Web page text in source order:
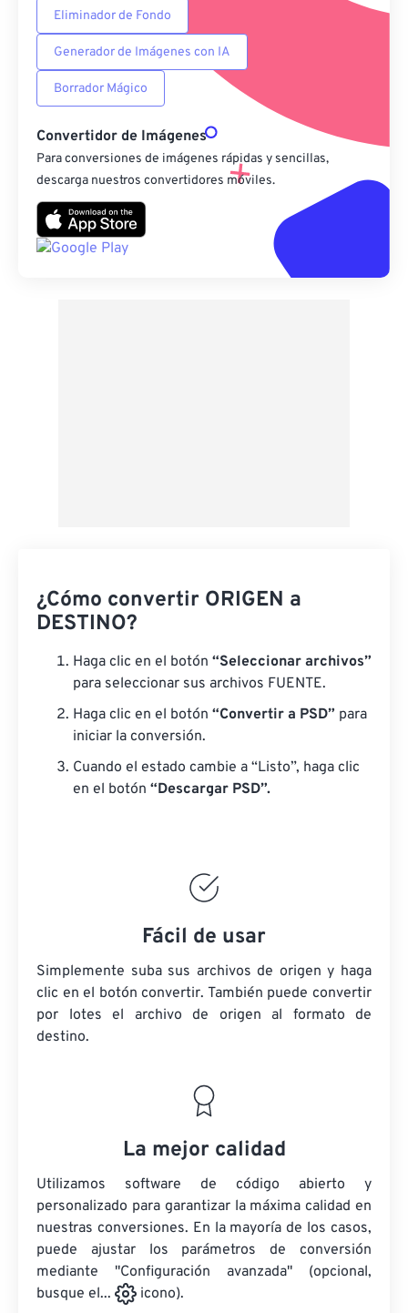
Eliminador de Fondo
Generador de Imágenes con IA
Borrador Mágico
Convertidor de Imágenes
Para conversiones de imágenes rápidas y sencillas,
descarga nuestros convertidores móviles.
¿Cómo convertir ORIGEN a
DESTINO?
Haga clic en el botón “Seleccionar archivos”
para seleccionar sus archivos FUENTE.
Haga clic en el botón “Convertir a PSD” para
iniciar la conversión.
Cuando el estado cambie a “Listo”, haga clic
en el botón “Descargar PSD”.
Fácil de usar
Simplemente suba sus archivos de origen y haga
clic en el botón convertir. También puede convertir
por lotes el archivo de origen al formato de
destino.
La mejor calidad
Utilizamos software de código abierto y
personalizado para garantizar la máxima calidad en
nuestras conversiones. En la mayoría de los casos,
puede ajustar los parámetros de conversión
mediante "Configuración avanzada" (opcional,
busque el...
icono).